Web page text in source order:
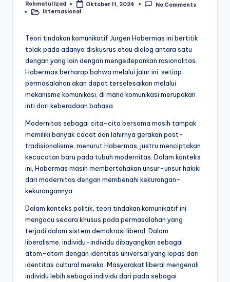
Posted
by
Rohmatul Izad Oktober 11, 2024
No Comments
PostedInternasional
Teori tindakan komunikatif Jurgen Habermas ini bertitik
tolak pada adanya diskusrus atau dialog antara satu
dengan yang lain dengan mengedepankan rasionalitas.
Habermas berharap bahwa melalui jalur ini, setiap
permasalahan akan dapat terselesaikan melalui
mekanisme komunikasi, di mana komunikasi merupakan
inti dari keberadaan bahasa.
Modernitas sebagai cita-cita bersama masih tampak
memiliki banyak cacat dan lahirnya gerakan post-
tradisionalisme, menurut Habermas, justru menciptakan
kecacatan baru pada tubuh modernitas. Dalam konteks
ini, Habermas masih membertahakan unsur-unsur hakiki
dari modernitas dengan membenahi kekurangan-
kekurangannya.
Dalam konteks politik, teori tindakan komunikatif ini
mengacu secara khusus pada permasalahan yang
terjadi dalam sistem demokrasi liberal. Dalam
liberalisme, individu-individu dibayangkan sebagai
atom-atom dengan identitas universal yang lepas dari
identitas cultural mereka. Masyarakat liberal mengenali
individu lebih sebagai individu dari pada sebagai